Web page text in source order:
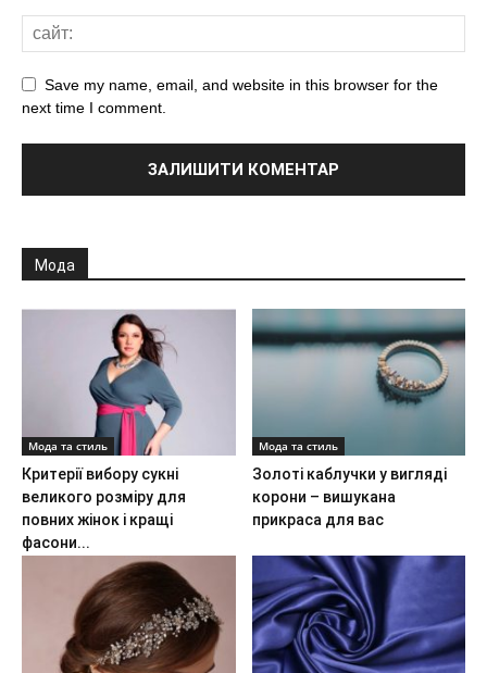
Save my name, email, and website in this browser for the
next time I comment.
Мода
Мода та стиль
Критерії вибору сукні
великого розміру для
повних жінок і кращі
фасони...
Мода та стиль
Золоті каблучки у вигляді
корони – вишукана
прикраса для вас